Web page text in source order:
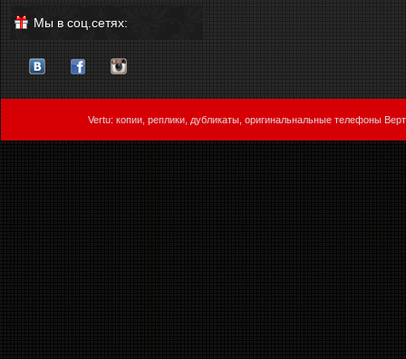
Мы в соц.сетях:
Vertu: копии, реплики, дубликаты, оригинальнальные телефоны